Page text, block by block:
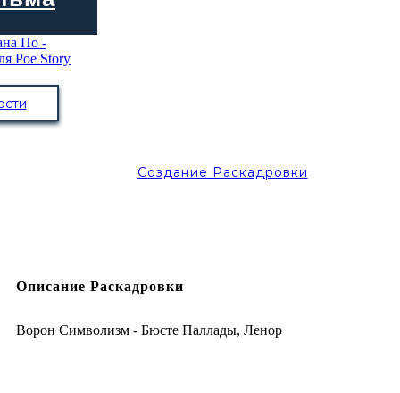
Создание Раскадровки
Описание Раскадровки
Ворон Символизм - Бюсте Паллады, Ленор